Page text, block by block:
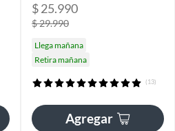
$ 25.990
$ 29.990
Llega mañana
Retira mañana
(13)
Agregar